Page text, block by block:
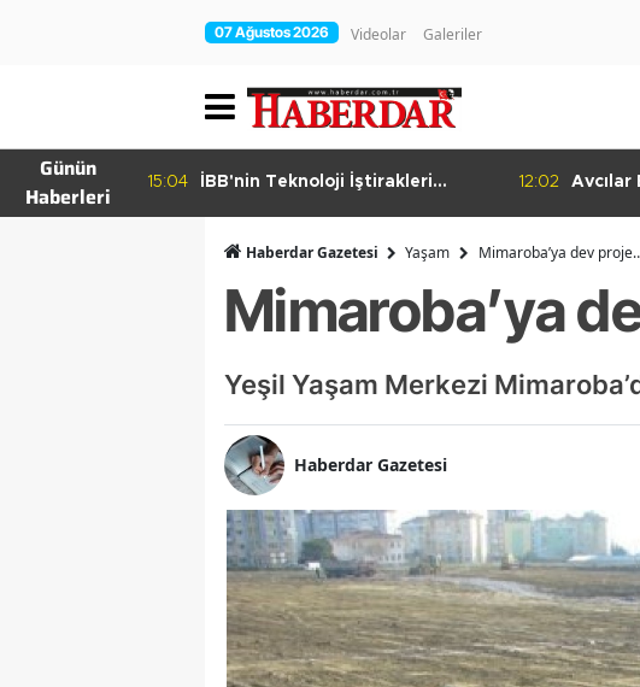
07 Ağustos 2026 Videolar Galeriler
Günün
Haberleri
Bamyası
15:04
İBB'nin Teknoloji İştirakleri
12:02 Avcılar
Haberdar Gazetesi Yaşam Mimaroba’ya dev
Mimaroba’ya
Yeşil Yaşam Merkezi
Haberdar Gazetesi